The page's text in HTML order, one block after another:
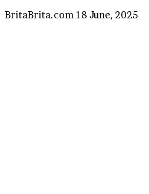
BritaBrita.com Send
18 June, 2025